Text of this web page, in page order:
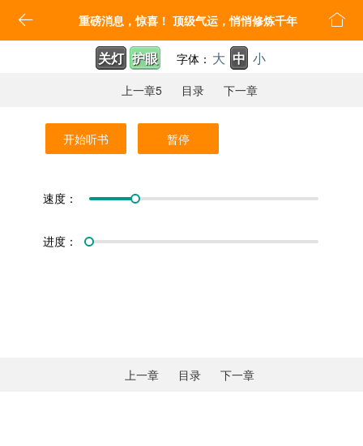
 重磅消息，惊喜！ 顶级气运，悄悄修炼千年 
关灯 护眼 字体： 大 中 小
上一章5 目录 下一章
开始听书 暂停
速度：
进度：
上一章 目录 下一章